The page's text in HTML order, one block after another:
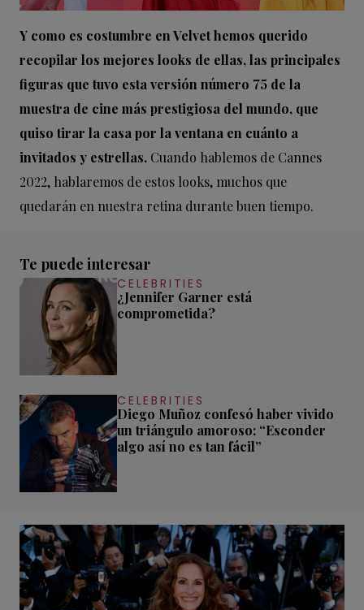
Y como es costumbre en Velvet hemos querido
recopilar los mejores looks de ellas, las principales
figuras que tuvo esta versión número 75 de la
muestra de cine más prestigiosa del mundo, que
quiso tirar la casa por la ventana en cuánto a
invitados y estrellas. Cuando hablemos de Cannes
2022, hablaremos de estos looks, muchos que
quedarán en nuestra retina durante buen tiempo.
Te puede interesar
CELEBRITIES
¿Jennifer Garner está
comprometida?
CELEBRITIES
Diego Muñoz confesó haber vivido
un triángulo amoroso: “Esconder
algo así no es tan fácil”